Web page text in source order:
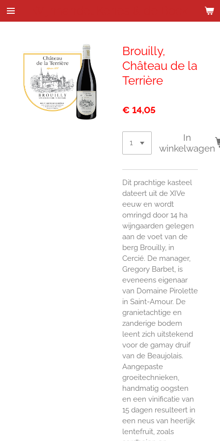
Ga
direct
hoofdinhoud
Brouilly,
Château de la
Terrière
€ 14,05
In
winkelwagen
Dit prachtige kasteel
dateert uit de XIVe
eeuw en wordt
omringd door 14 ha
wijngaarden gelegen
aan de voet van de
berg Brouilly, in
Cercié. De manager,
Gregory Barbet, is
eveneens eigenaar
van Domaine Pirolette
in Saint-Amour. De
granietachtige en
zanderige bodem
leent zich uitstekend
voor de gamay druif
van de Beaujolais.
Aangepaste
groeitechnieken,
handmatig oogsten
en een vinificatie van
15 dagen resulteert in
een neus van heerlijk
lentefruit, zoals